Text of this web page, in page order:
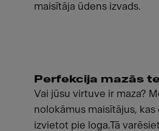
maisītāja ūdens izvads.
Perfekcija mazās
Vai jūsu virtuve ir maza?
nolokāmus maisītājus,
izvietot pie loga.Tā